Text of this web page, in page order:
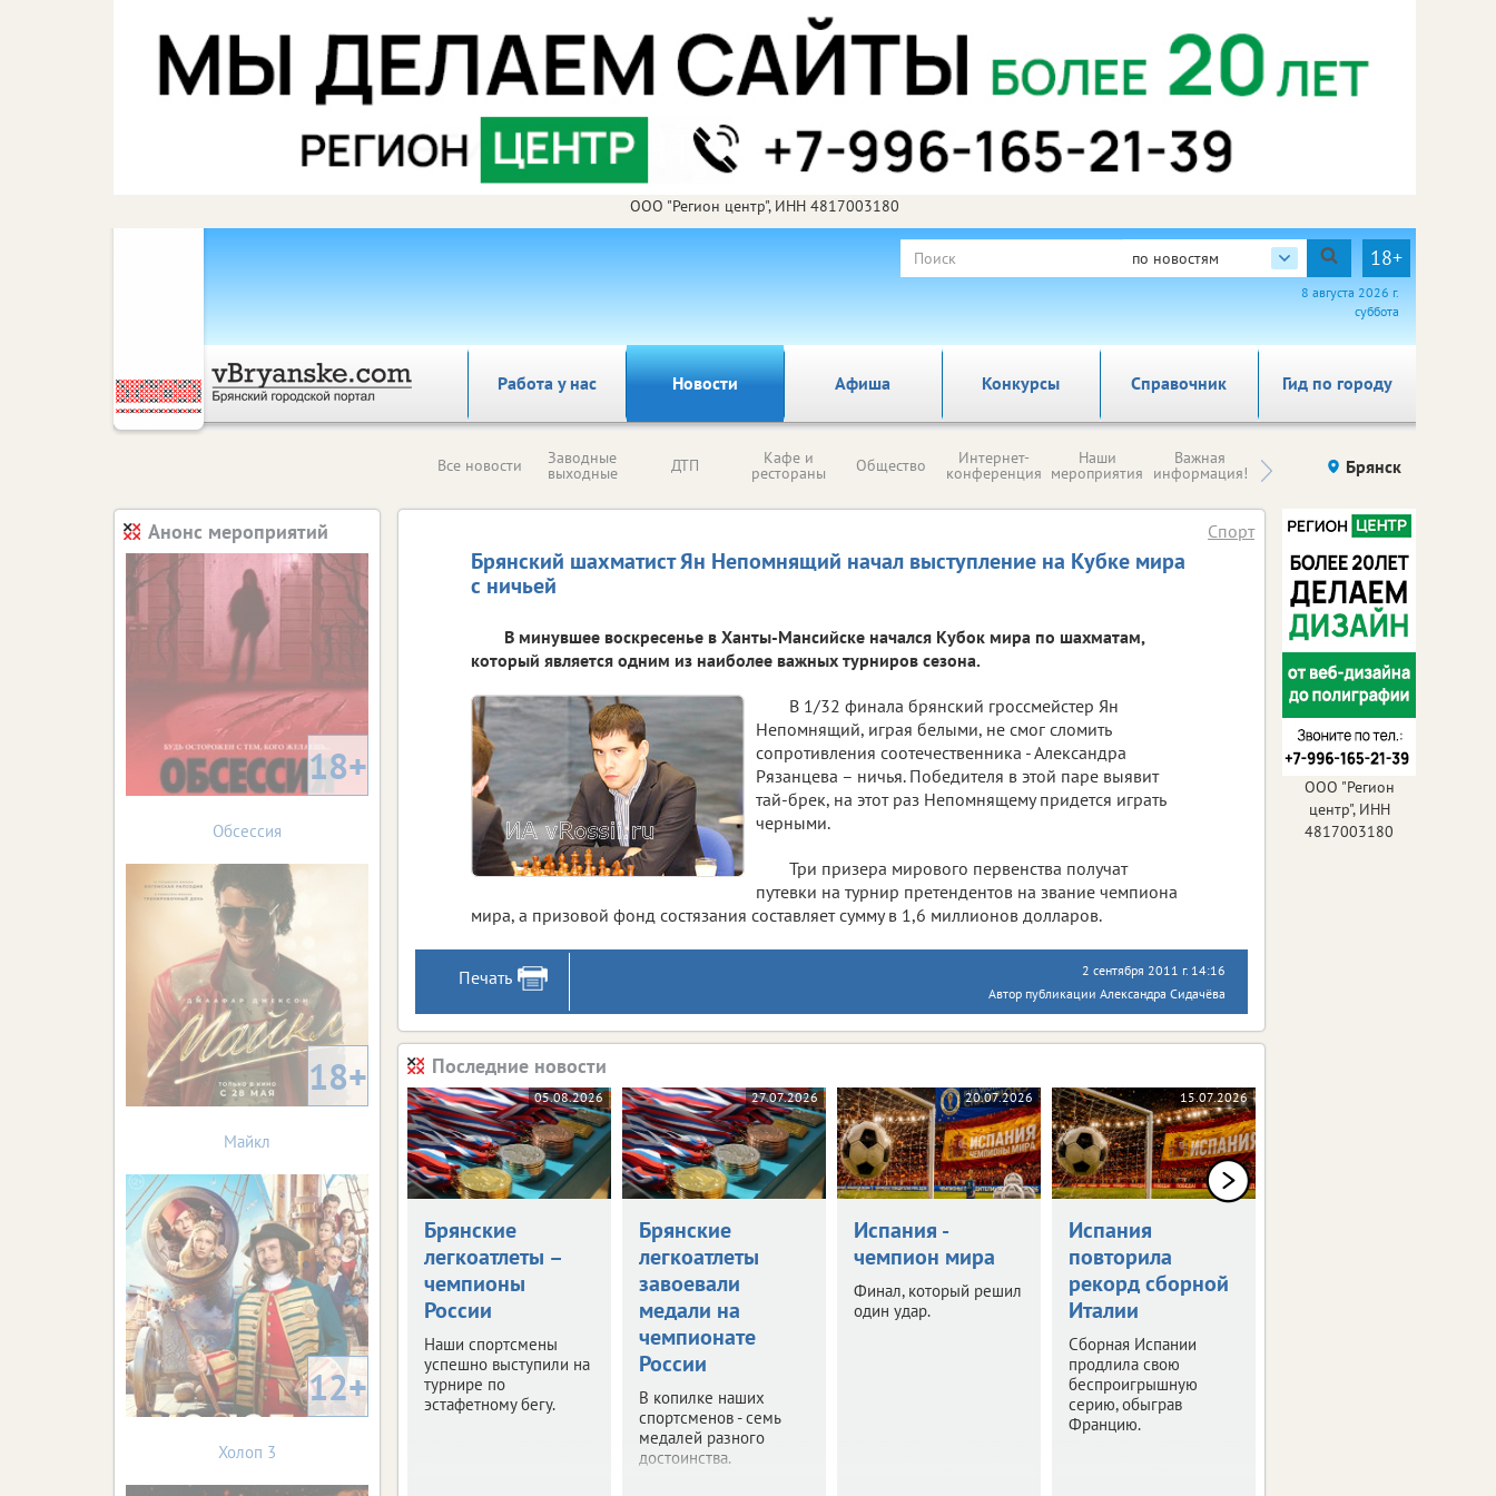
ООО "Регион центр", ИНН 4817003180
по новостям 18+
8 августа 2026 г.
суббота
Работа у нас Новости Афиша Справочник Гид по городу
Конкурсы
Все новости Заводные
выходные ДТП Кафе и
рестораны Общество Интернет-
конференция
Наши
мероприятия
Важная
информация! Происшествия Здоровье
Брянск
Брянский шахматист Ян Непомнящий начал выступление на Кубке мира
с ничьей
Спорт
В минувшее воскресенье в Ханты-Мансийске начался Кубок мира по шахматам,
который является одним из наиболее важных турниров сезона.
В 1/32 финала брянский гроссмейстер Ян
Непомнящий, играя белыми, не смог сломить
сопротивления соотечественника - Александра
Рязанцева – ничья. Победителя в этой паре выявит
тай-брек, на этот раз Непомнящему придется играть
черными.
Три призера мирового первенства получат
путевки на турнир претендентов на звание чемпиона
мира, а призовой фонд состязания составляет сумму в 1,6 миллионов долларов.
Печать
2 сентября 2011 г. 14:16
Автор публикации Александра Сидачёва
Последние новости
05.08.2026
Брянские
легкоатлеты –
чемпионы
России
Наши спортсмены
успешно выступили на
турнире по
эстафетному бегу.
27.07.2026
Брянские
легкоатлеты
завоевали
медали на
чемпионате
России
В копилке наших
спортсменов - семь
медалей разного
достоинства.
20.07.2026
Испания -
чемпион мира
Финал, который решил
один удар.
15.07.2026
Испания
повторила
рекорд сборной
Италии
Сборная Испании
продлила свою
беспроигрышную
серию, обыграв
Францию.
Анонс мероприятий
18+
Обсессия
18+
Майкл
12+
Холоп 3
ООО "Регион
центр", ИНН
4817003180